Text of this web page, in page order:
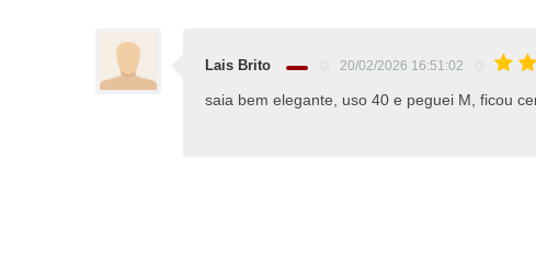
Lais Brito 20/02/2026 16:51:02
saia bem elegante, uso 40 e peguei M, ficou